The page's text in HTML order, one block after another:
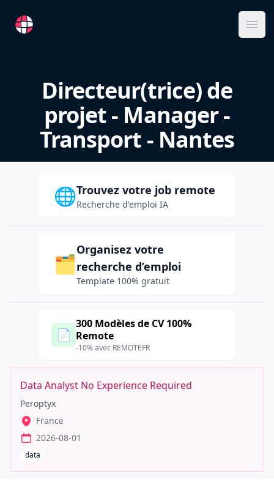
RemoteFR
Directeur(trice) de
projet - Manager -
Transport - Nantes
🌐Trouvez votre job remote
Recherche d'emploi IA
🗂️
Organisez votre
recherche d’emploi
Template 100% gratuit
📄
300 Modèles de CV 100%
Remote
-10% avec REMOTEFR
Data Analyst No Experience Required
Peroptyx
France
2026-08-01
data